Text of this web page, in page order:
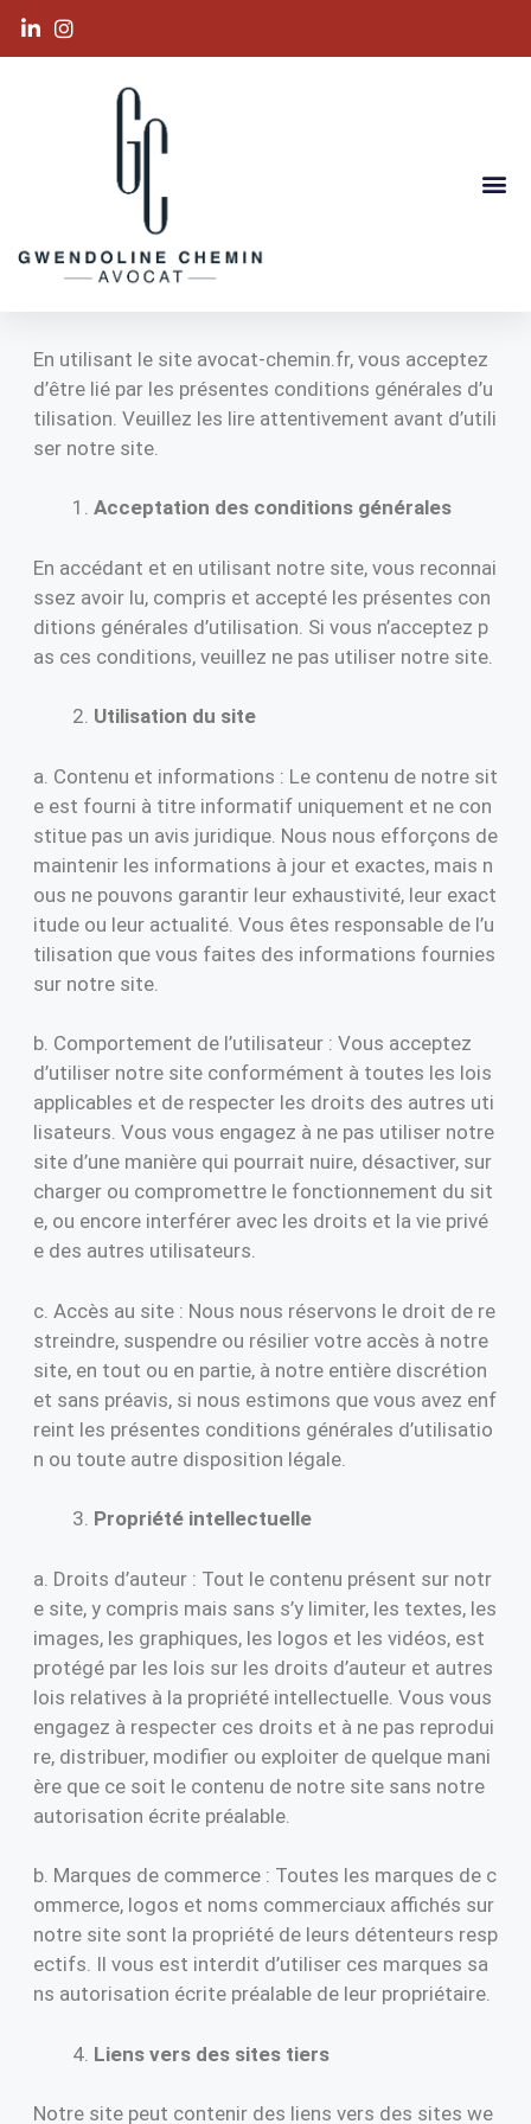
En utilisant le site avocat-chemin.fr, vous acceptez
d’être lié par les présentes conditions générales d’u
tilisation. Veuillez les lire attentivement avant d’utili
ser notre site.
Acceptation des conditions générales
En accédant et en utilisant notre site, vous reconnai
ssez avoir lu, compris et accepté les présentes con
ditions générales d’utilisation. Si vous n’acceptez p
as ces conditions, veuillez ne pas utiliser notre site.
Utilisation du site
a. Contenu et informations : Le contenu de notre sit
e est fourni à titre informatif uniquement et ne con
stitue pas un avis juridique. Nous nous efforçons de
maintenir les informations à jour et exactes, mais n
ous ne pouvons garantir leur exhaustivité, leur exact
itude ou leur actualité. Vous êtes responsable de l’u
tilisation que vous faites des informations fournies
sur notre site.
b. Comportement de l’utilisateur : Vous acceptez
d’utiliser notre site conformément à toutes les lois
applicables et de respecter les droits des autres uti
lisateurs. Vous vous engagez à ne pas utiliser notre
site d’une manière qui pourrait nuire, désactiver, sur
charger ou compromettre le fonctionnement du sit
e, ou encore interférer avec les droits et la vie privé
e des autres utilisateurs.
c. Accès au site : Nous nous réservons le droit de re
streindre, suspendre ou résilier votre accès à notre
site, en tout ou en partie, à notre entière discrétion
et sans préavis, si nous estimons que vous avez enf
reint les présentes conditions générales d’utilisatio
n ou toute autre disposition légale.
Propriété intellectuelle
a. Droits d’auteur : Tout le contenu présent sur notr
e site, y compris mais sans s’y limiter, les textes, les
images, les graphiques, les logos et les vidéos, est
protégé par les lois sur les droits d’auteur et autres
lois relatives à la propriété intellectuelle. Vous vous
engagez à respecter ces droits et à ne pas reprodui
re, distribuer, modifier ou exploiter de quelque mani
ère que ce soit le contenu de notre site sans notre
autorisation écrite préalable.
b. Marques de commerce : Toutes les marques de c
ommerce, logos et noms commerciaux affichés sur
notre site sont la propriété de leurs détenteurs resp
ectifs. Il vous est interdit d’utiliser ces marques sa
ns autorisation écrite préalable de leur propriétaire.
Liens vers des sites tiers
Notre site peut contenir des liens vers des sites we